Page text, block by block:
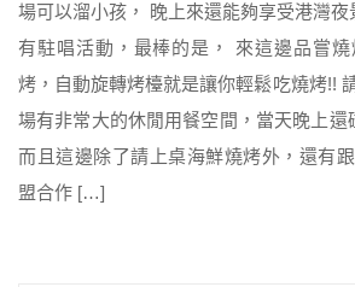
場可以溜小孩， 晚上來還能夠享受港灣
有駐唱活動，最棒的是， 來這邊品嘗
烤，自動旋轉烤檯就是讓你輕鬆吃燒烤!!
場有非常大的休閒用餐空間，當天晚上還
而且這邊除了請上桌海鮮燒烤外，還有
盟合作 […]